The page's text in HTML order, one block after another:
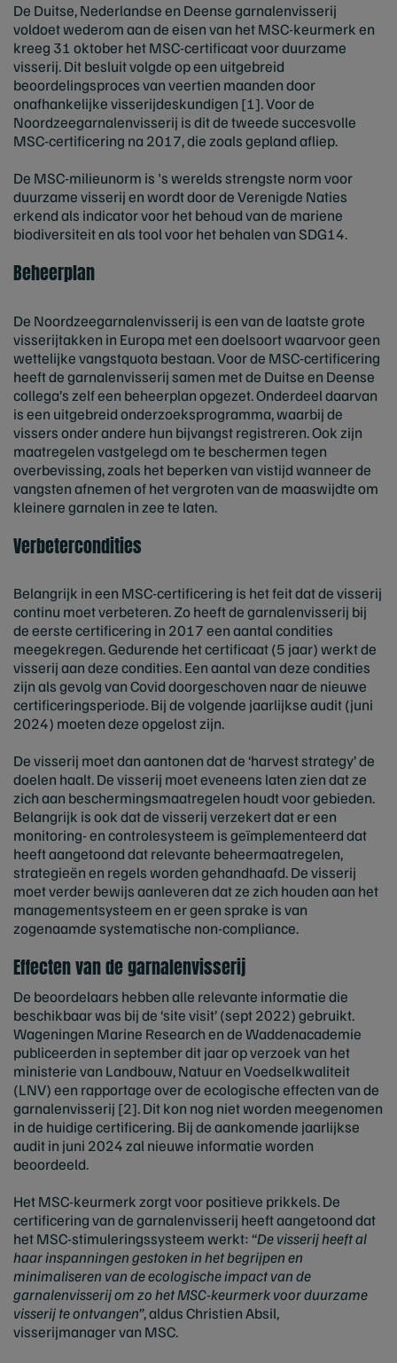
De Duitse, Nederlandse en Deense garnalenvisserij
voldoet wederom aan de eisen van het MSC-keurmerk en
kreeg 31 oktober het MSC-certificaat voor duurzame
visserij. Dit besluit volgde op een uitgebreid
beoordelingsproces van veertien maanden door
onafhankelijke visserijdeskundigen [1]. Voor de
Noordzeegarnalenvisserij is dit de tweede succesvolle
MSC-certificering na 2017, die zoals gepland afliep.
De MSC-milieunorm is 's werelds strengste norm voor
duurzame visserij en wordt door de Verenigde Naties
erkend als indicator voor het behoud van de mariene
biodiversiteit en als tool voor het behalen van SDG14.
Beheerplan
De Noordzeegarnalenvisserij is een van de laatste grote
visserijtakken in Europa met een doelsoort waarvoor geen
wettelijke vangstquota bestaan. Voor de MSC-certificering
heeft de garnalenvisserij samen met de Duitse en Deense
collega’s zelf een beheerplan opgezet. Onderdeel daarvan
is een uitgebreid onderzoeksprogramma, waarbij de
vissers onder andere hun bijvangst registreren. Ook zijn
maatregelen vastgelegd om te beschermen tegen
overbevissing, zoals het beperken van vistijd wanneer de
vangsten afnemen of het vergroten van de maaswijdte om
kleinere garnalen in zee te laten.
Verbetercondities
Belangrijk in een MSC-certificering is het feit dat de visserij
continu moet verbeteren. Zo heeft de garnalenvisserij bij
de eerste certificering in 2017 een aantal condities
meegekregen. Gedurende het certificaat (5 jaar) werkt de
visserij aan deze condities. Een aantal van deze condities
zijn als gevolg van Covid doorgeschoven naar de nieuwe
certificeringsperiode. Bij de volgende jaarlijkse audit (juni
2024) moeten deze opgelost zijn.
De visserij moet dan aantonen dat de ‘harvest strategy’ de
doelen haalt. De visserij moet eveneens laten zien dat ze
zich aan beschermingsmaatregelen houdt voor gebieden.
Belangrijk is ook dat de visserij verzekert dat er een
monitoring- en controlesysteem is geïmplementeerd dat
heeft aangetoond dat relevante beheermaatregelen,
strategieën en regels worden gehandhaafd. De visserij
moet verder bewijs aanleveren dat ze zich houden aan het
managementsysteem en er geen sprake is van
zogenaamde systematische non-compliance.
Effecten van de garnalenvisserij
De beoordelaars hebben alle relevante informatie die
beschikbaar was bij de ‘site visit’ (sept 2022) gebruikt.
Wageningen Marine Research en de Waddenacademie
publiceerden in september dit jaar op verzoek van het
ministerie van Landbouw, Natuur en Voedselkwaliteit
(LNV) een rapportage over de ecologische effecten van de
garnalenvisserij [2]. Dit kon nog niet worden meegenomen
in de huidige certificering. Bij de aankomende jaarlijkse
audit in juni 2024 zal nieuwe informatie worden
beoordeeld.
Het MSC-keurmerk zorgt voor positieve prikkels. De
certificering van de garnalenvisserij heeft aangetoond dat
het MSC-stimuleringssysteem werkt: “De visserij heeft al
haar inspanningen gestoken in het begrijpen en
minimaliseren van de ecologische impact van de
garnalenvisserij om zo het MSC-keurmerk voor duurzame
visserij te ontvangen”, aldus Christien Absil,
visserijmanager van MSC.